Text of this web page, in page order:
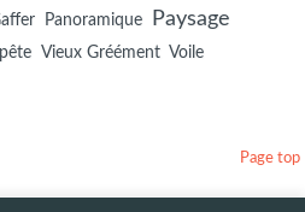
Panoramique
Paysage
Vieux Gréément Voile
Page top